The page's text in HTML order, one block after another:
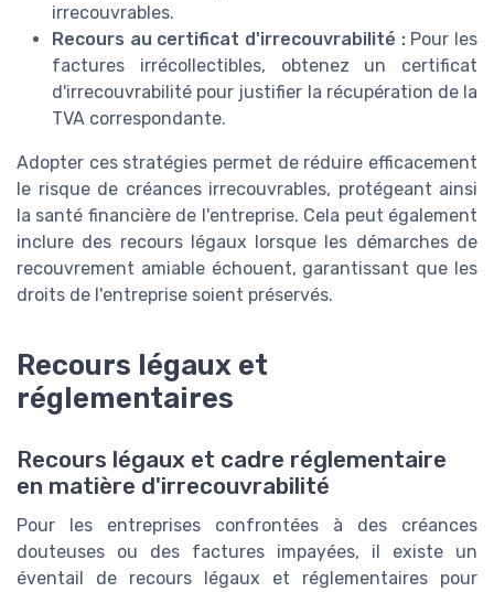
irrecouvrables.
Recours au certificat d'irrecouvrabilité :Pour les
factures irrécollectibles, obtenez un certificat
d'irrecouvrabilité pour justifier la récupération de la
TVA correspondante.
Adopter ces stratégies permet de réduire efficacement
le risque de créances irrecouvrables, protégeant ainsi
la santé financière de l'entreprise. Cela peut également
inclure des recours légaux lorsque les démarches de
recouvrement amiable échouent, garantissant que les
droits de l'entreprise soient préservés.
Recours légaux et
réglementaires
Recours légaux et cadre réglementaire
en matière d'irrecouvrabilité
Pour les entreprises confrontées à des créances
douteuses ou des factures impayées, il existe un
éventail de recours légaux et réglementaires pour